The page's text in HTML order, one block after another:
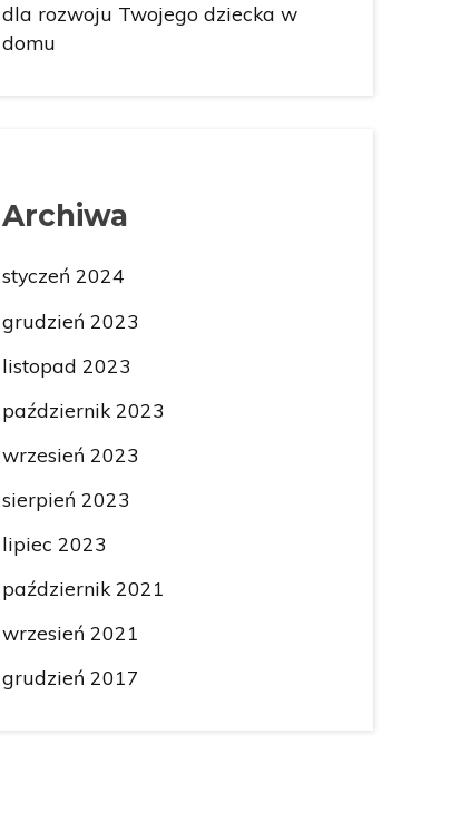
dla rozwoju Twojego dziecka w
domu
Archiwa
styczeń 2024
grudzień 2023
listopad 2023
październik 2023
wrzesień 2023
sierpień 2023
lipiec 2023
październik 2021
wrzesień 2021
grudzień 2017